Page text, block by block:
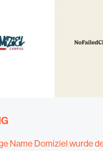
Name Domiziel wurde